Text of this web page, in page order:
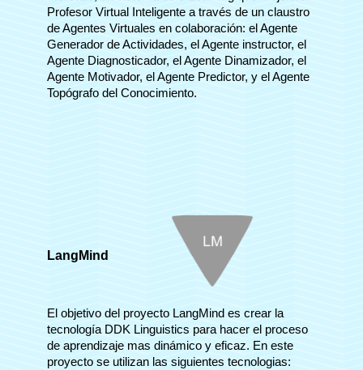
Profesor Virtual Inteligente a través de un claustro
de Agentes Virtuales en colaboración: el Agente
Generador de Actividades, el Agente instructor, el
Agente Diagnosticador, el Agente Dinamizador, el
Agente Motivador, el Agente Predictor, y el Agente
Topógrafo del Conocimiento.
LangMind
El objetivo del proyecto LangMind es crear la
tecnología DDK Linguistics para hacer el proceso
de aprendizaje mas dinámico y eficaz. En este
proyecto se utilizan las siguientes tecnologias: